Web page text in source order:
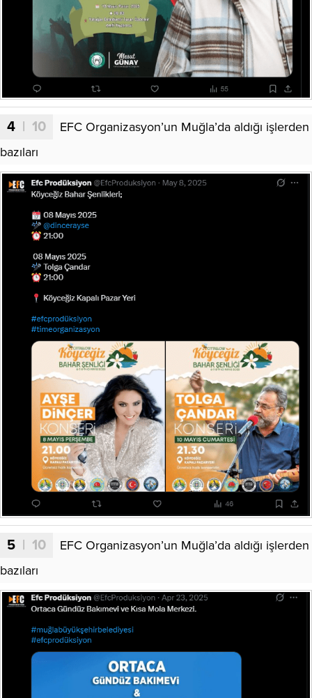
4 | 10
EFC Organizasyon’un Muğla’da aldığı işlerden
bazıları
5 | 10
EFC Organizasyon’un Muğla’da aldığı işlerden
bazıları